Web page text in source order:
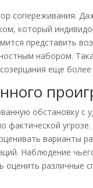
сопереживания.
который
представить
набором.
еще
обстановку
фактической
варианты
Наблюдение
различные